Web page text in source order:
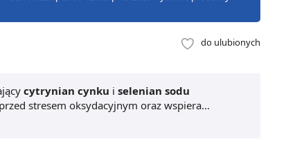
do ulubionych
cytrynian cynku i selenian sodu
stresem oksydacyjnym oraz wspiera
wspomaga prawidłową spermatogenezę,